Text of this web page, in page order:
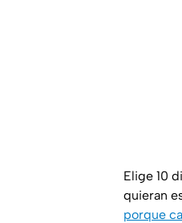
Elige 10
quieran
porque